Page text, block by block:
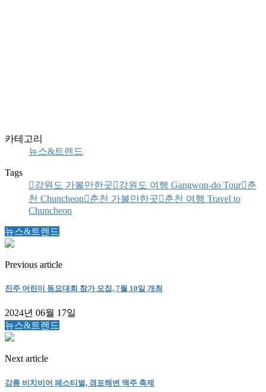
카테고리
뉴스&트렌드
Tags
강원도 가볼만한곳
강원도 여행 Gangwon-do Tour
춘
천 Chuncheon
춘천 가볼만한곳
춘천 여행 Travel to
Chuncheon
뉴스&트렌드
Previous article
진주 어린이 동요대회 참가 모집, 7월 10일 개최
2024년 06월 17일
뉴스&트렌드
Next article
강릉 비치비어 페스티벌, 경포해변 맥주 축제